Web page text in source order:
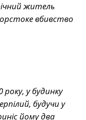
житель
вбивство
року, у будинку
будучи у
йому два